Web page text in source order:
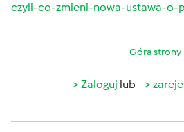
czyli-co-zmieni-nowa-ustawa-o-
Góra strony
Zaloguj lub